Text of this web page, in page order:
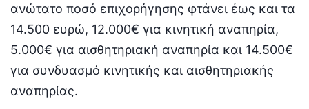
ανώτατο ποσό επιχορήγησης φτάνει έως και τα
14.500 ευρώ, 12.000€ για κινητική αναπηρία,
5.000€ για αισθητηριακή αναπηρία και 14.500€
για συνδυασμό κινητικής και αισθητηριακής
αναπηρίας.